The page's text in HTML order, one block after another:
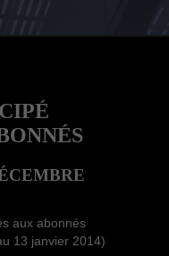
aux abonnés
13 janvier 2014)